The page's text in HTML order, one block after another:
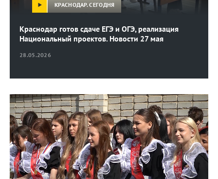
28.05.2026
Краснодар готов сдаче ЕГЭ и ОГЭ, реализация
Национальный проектов. Новости 27 мая
КРАСНОДАР. СЕГОДНЯ